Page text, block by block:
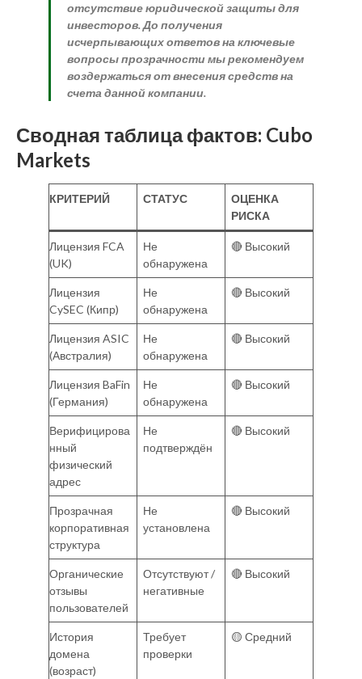
отсутствие юридической защиты для
инвесторов. До получения
исчерпывающих ответов на ключевые
вопросы прозрачности мы рекомендуем
воздержаться от внесения средств на
счета данной компании.
Сводная таблица фактов: Cubo
Markets
КРИТЕРИЙ СТАТУС
ОЦЕНКА
РИСКА
Лицензия FCA
(UK)
Не
обнаружена
🔴 Высокий
Лицензия
CySEC (Кипр)
Не
обнаружена
🔴 Высокий
Лицензия ASIC
(Австралия)
Не
обнаружена
🔴 Высокий
Лицензия BaFin
(Германия)
Не
обнаружена
🔴 Высокий
Верифицирова
нный
физический
адрес
Не
подтверждён
🔴 Высокий
Прозрачная
корпоративная
структура
Не
установлена
🔴 Высокий
Органические
отзывы
пользователей
Отсутствуют /
негативные
🔴 Высокий
История
домена
(возраст)
Требует
проверки
🟡 Средний